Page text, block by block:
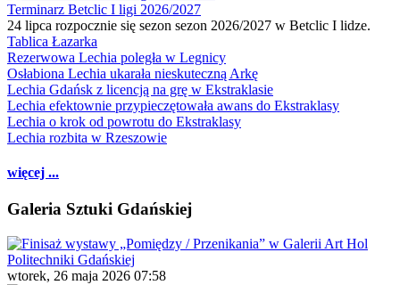
Terminarz Betclic I ligi 2026/2027
24 lipca rozpocznie się sezon sezon 2026/2027 w Betclic I lidze.
Tablica Łazarka
Rezerwowa Lechia poległa w Legnicy
Osłabiona Lechia ukarała nieskuteczną Arkę
Lechia Gdańsk z licencją na grę w Ekstraklasie
Lechia efektownie przypieczętowała awans do Ekstraklasy
Lechia o krok od powrotu do Ekstraklasy
Lechia rozbita w Rzeszowie
więcej ...
Galeria Sztuki Gdańskiej
wtorek, 26 maja 2026 07:58